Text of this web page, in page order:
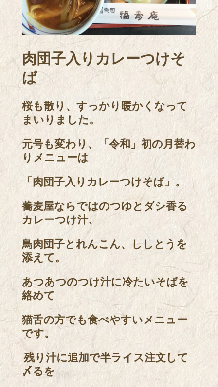
肉団子入りカレーつけそ
ば
桜も散り、すっかり暖かくなって
まいりました。
元号も変わり、「令和」初の月替わ
りメニューは
「肉団子入りカレーつけそば」。
蕎麦屋ならではのつゆとダシ香る
カレーつけ汁、
鳥肉団子とれんこん、ししとうを
添えて。
あつあつのつけ汁に冷たいそばを
絡めて
猫舌の方でも食べやすいメニュー
です。
残り汁に追加で半ライス注文して
〆るを